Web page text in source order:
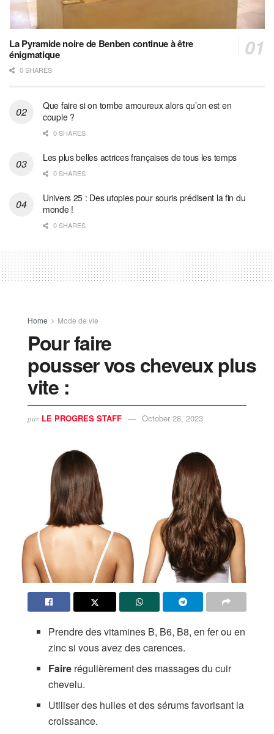
La Pyramide noire de Benben continue à être
énigmatique
0 SHARES
Que faire si on tombe amoureux alors qu’on est en
couple ?
0 SHARES
Les plus belles actrices françaises de tous les temps
0 SHARES
Univers 25 : Des utopies pour souris prédisent la fin du
monde !
0 SHARES
Home Mode de vie
Pour faire
pousser vos cheveux plus
vite :
par LE PROGRES STAFF October 28, 2023
Prendre des vitamines B, B6, B8, en fer ou en
zinc si vous avez des carences.
Faire régulièrement des massages du cuir
chevelu.
Utiliser des huiles et des sérums favorisant la
croissance.